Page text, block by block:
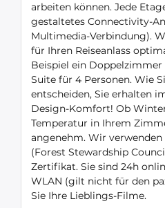
arbeiten können. Jede
gestaltetes Connectivity-
Multimedia-Verbindung).
für Ihren Reiseanlass
Beispiel ein
Suite für 4 Personen. Wie
entscheiden, Sie erhalten
Design-Komfort! Ob
Temperatur in Ihrem
angenehm. Wir
(Forest Stewardship
Zertifikat. Sie sind 24h
WLAN (gilt nicht für den
Sie Ihre Lieblings-Filme.